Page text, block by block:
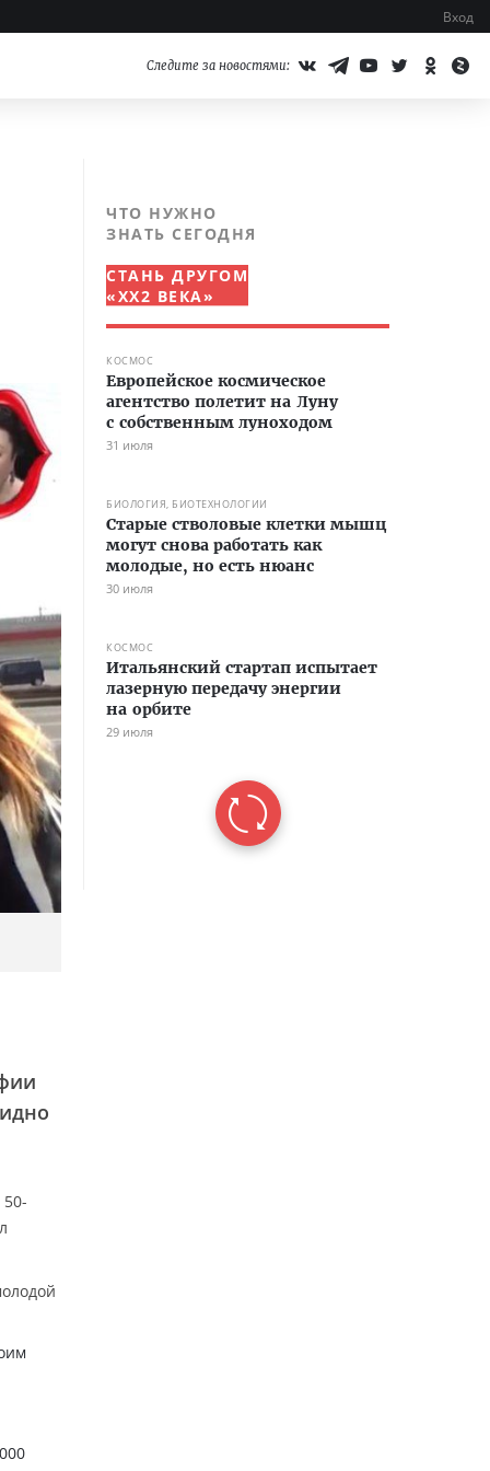
Вход
Следите за новостями:
ЧТО НУЖНО
ЗНАТЬ СЕГОДНЯ
СТАНЬ ДРУГОМ
«XX2 ВЕКА»
КОСМОС
Европейское космическое
агентство полетит на Луну
с собственным луноходом
31 июля
БИОЛОГИЯ, БИОТЕХНОЛОГИИ
Старые стволовые клетки мышц
могут снова работать как
молодые, но есть нюанс
30 июля
КОСМОС
Итальянский стартап испытает
лазерную передачу энергии
на орбите
29 июля